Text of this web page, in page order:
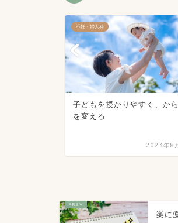
不妊・婦人科
子どもを授かりやすく、か
を変える
2023年8
楽に